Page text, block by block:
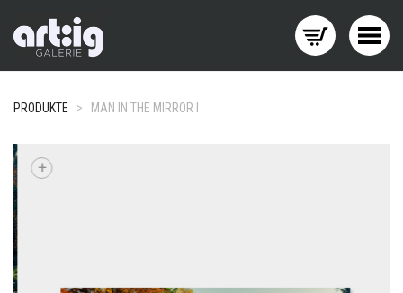
Menü wechseln
PRODUKTE > MAN IN THE MIRROR I
+